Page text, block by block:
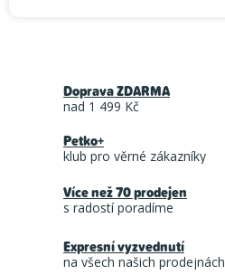
Doprava ZDARMA
nad 1 499 Kč
Petko+
klub pro věrné zákazníky
Více než 70 prodejen
s radostí poradíme
Expresní vyzvednutí
na všech našich prodejnách